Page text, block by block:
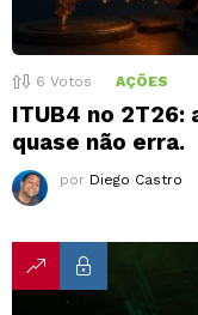
6 Votos AÇÕES
ITUB4 no 2T26:
quase não erra.
por Diego Castro